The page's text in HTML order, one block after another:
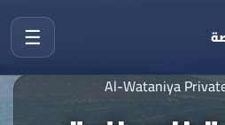
☰
Al-Wataniya